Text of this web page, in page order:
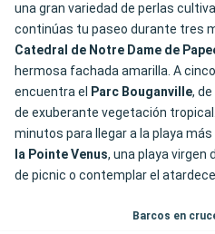
una gran variedad de perlas
continúas tu paseo durante tres
Catedral de Notre Dame de
hermosa fachada amarilla. A
encuentra el
Parc Bouganville,
de exuberante vegetación
minutos para llegar a la playa
la Pointe Venus, una playa virgen
de picnic o contemplar el
Barcos en